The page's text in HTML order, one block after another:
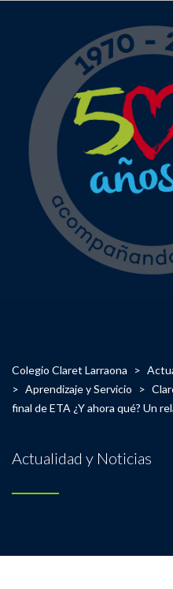
Colegio Claret Larraona >
> Aprendizaje y Servicio >
final de ETA ¿Y ahora qué? Un
Actualidad y Noticias